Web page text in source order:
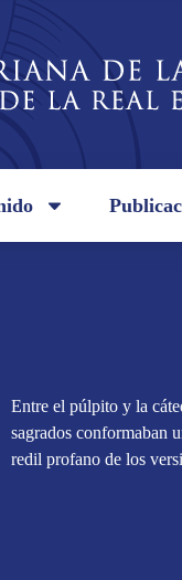
Entre el púlpito y la
sagrados conformaban
redil profano de los